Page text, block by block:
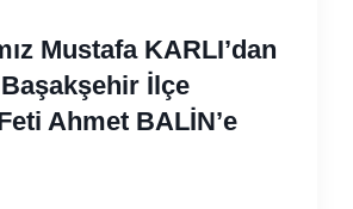
Mustafa KARLI’dan
İlçe
Ahmet BALİN’e